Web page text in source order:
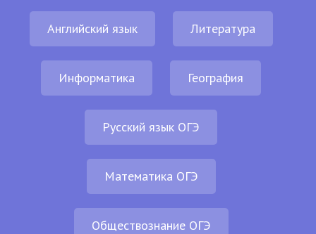
Английский язык Литература
Информатика География
Русский язык ОГЭ
Математика ОГЭ
Обществознание ОГЭ